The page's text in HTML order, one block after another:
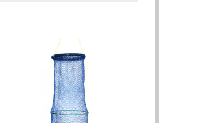
す。
素材:(カップ)プラスチック,(シャ
フト)グラス,(グリップ)木製
【検索用ワード】
コマセ杓 マキエ杓 堤防釣 船釣
クロダイ チヌ メジナ グレ